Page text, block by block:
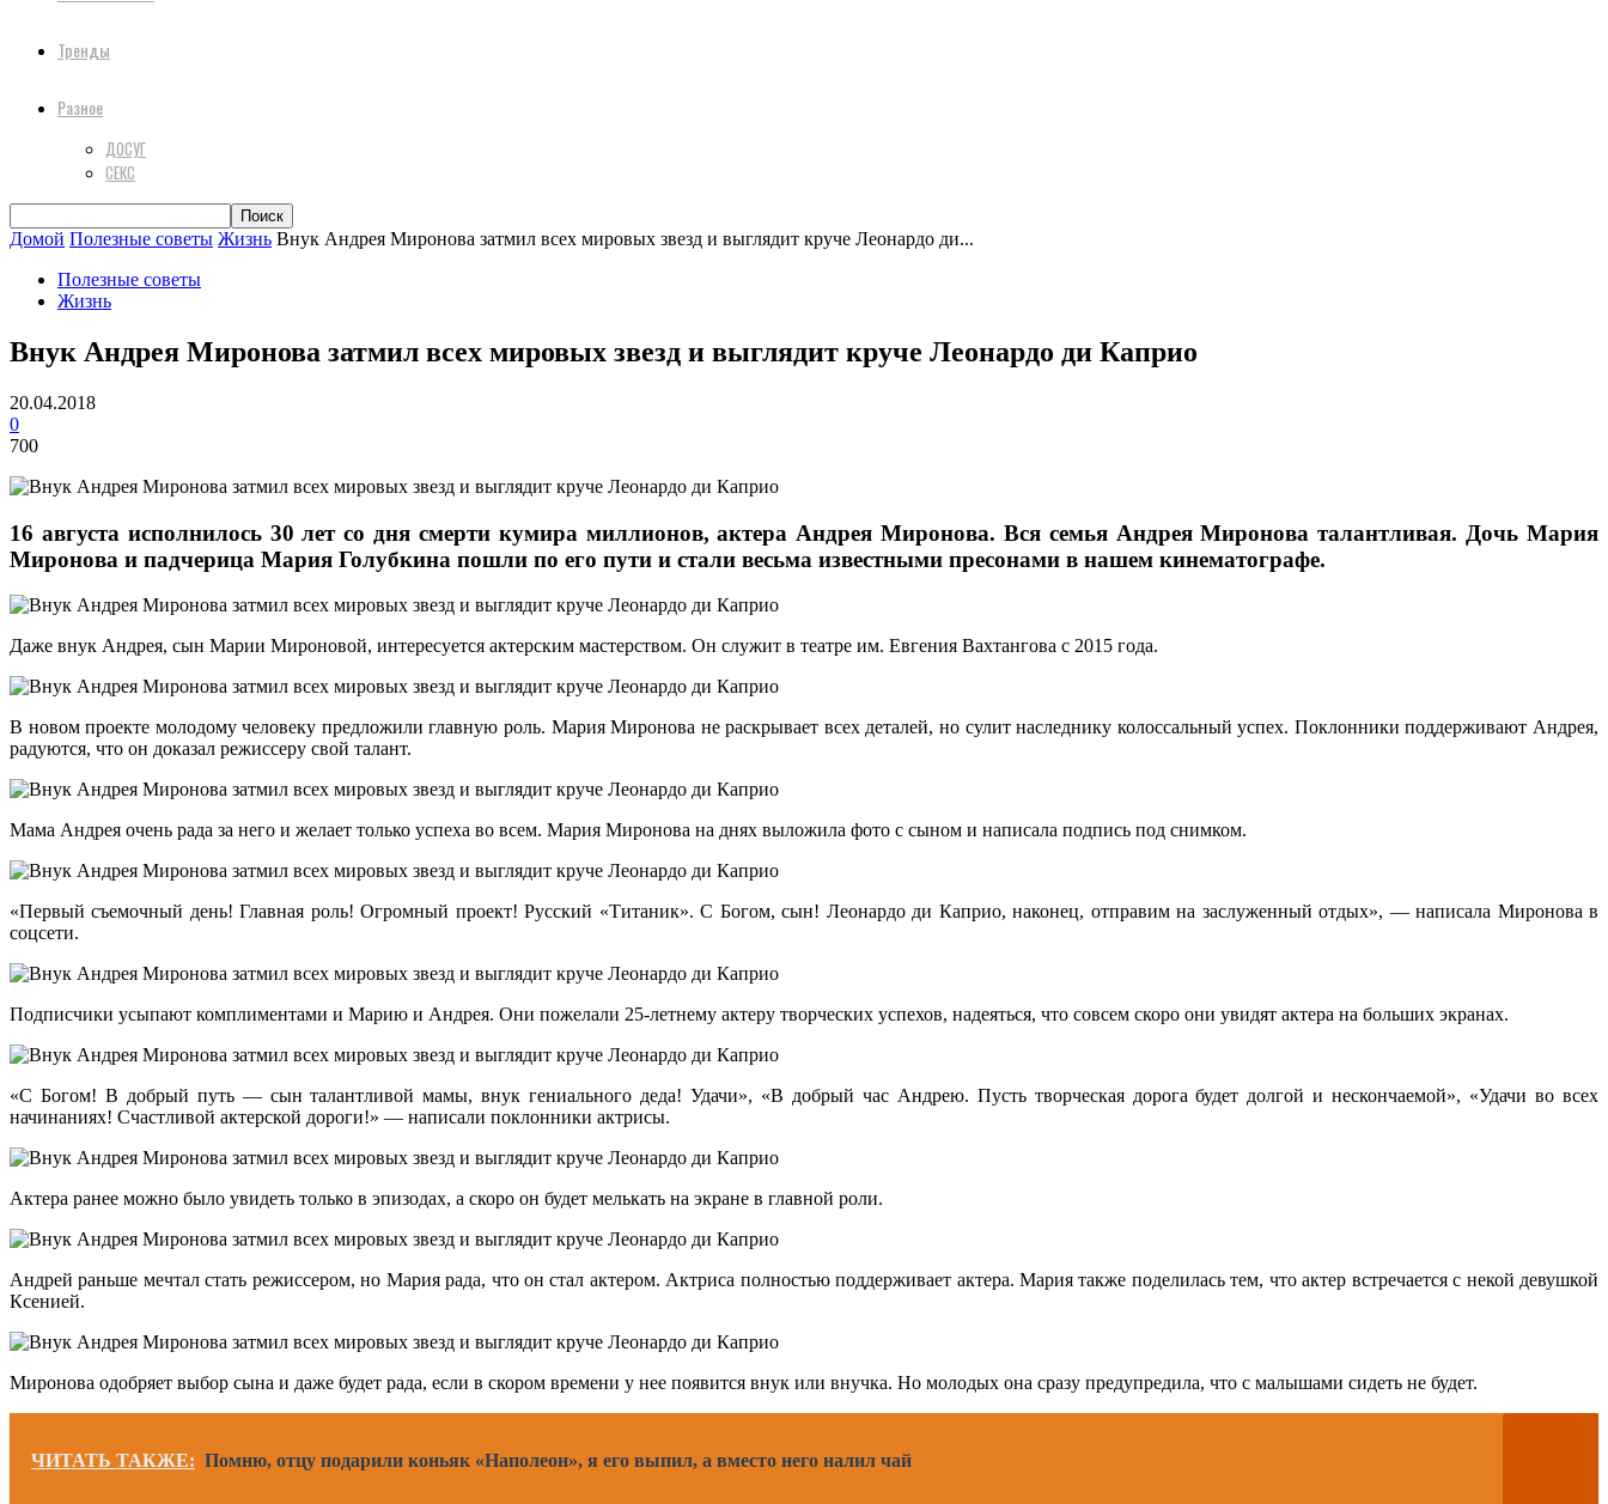
Тренды
Разное
ДОСУГ
СЕКС
Домой Полезные советы Жизнь Внук Андрея Миронова затмил всех мировых звезд и выглядит круче Леонардо ди...
Полезные советы
Жизнь
Внук Андрея Миронова затмил всех мировых звезд и выглядит круче Леонардо ди Каприо
20.04.2018
0
700
16 августа исполнилось 30 лет со дня смерти кумира миллионов, актера Андрея Миронова. Вся семья Андрея Миронова талантливая. Дочь Мария
Миронова и падчерица Мария Голубкина пошли по его пути и стали весьма известными пресонами в нашем кинематографе.
Даже внук Андрея, сын Марии Мироновой, интересуется актерским мастерством. Он служит в театре им. Евгения Вахтангова с 2015 года.
В новом проекте молодому человеку предложили главную роль. Мария Миронова не раскрывает всех деталей, но сулит наследнику колоссальный успех. Поклонники поддерживают Андрея,
радуются, что он доказал режиссеру свой талант.
Мама Андрея очень рада за него и желает только успеха во всем. Мария Миронова на днях выложила фото с сыном и написала подпись под снимком.
«Первый съемочный день! Главная роль! Огромный проект! Русский «Титаник». С Богом, сын! Леонардо ди Каприо, наконец, отправим на заслуженный отдых», — написала Миронова в
соцсети.
Подписчики усыпают комплиментами и Марию и Андрея. Они пожелали 25-летнему актеру творческих успехов, надеяться, что совсем скоро они увидят актера на больших экранах.
«С Богом! В добрый путь — сын талантливой мамы, внук гениального деда! Удачи», «В добрый час Андрею. Пусть творческая дорога будет долгой и нескончаемой», «Удачи во всех
начинаниях! Счастливой актерской дороги!» — написали поклонники актрисы.
Актера ранее можно было увидеть только в эпизодах, а скоро он будет мелькать на экране в главной роли.
Андрей раньше мечтал стать режиссером, но Мария рада, что он стал актером. Актриса полностью поддерживает актера. Мария также поделилась тем, что актер встречается с некой девушкой
Ксенией.
Миронова одобряет выбор сына и даже будет рада, если в скором времени у нее появится внук или внучка. Но молодых она сразу предупредила, что с малышами сидеть не будет.
ЧИТАТЬ ТАКЖЕ: Помню, отцу подарили коньяк «Наполеон», я его выпил, а вместо него налил чай